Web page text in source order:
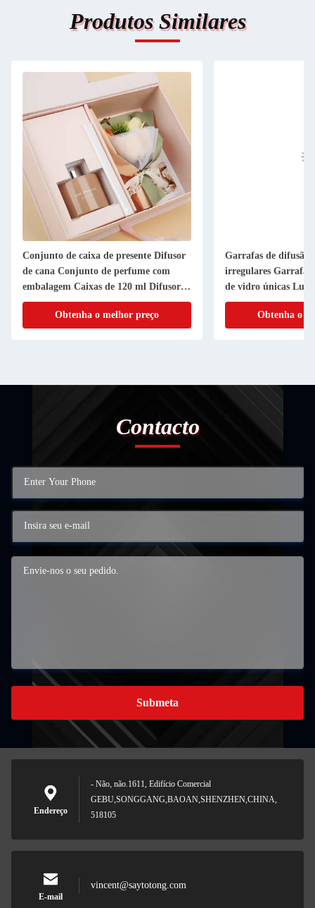
Produtos Similares
Conjunto de caixa de presente Difusor
de cana Conjunto de perfume com
embalagem Caixas de 120 ml Difusores
de aroma Fragrância com flor
Obtenha o melhor preço
Garrafas de difusão
irregulares Garrafas
de vidro únicas Luxo
Obtenha o
Contacto
Submeta
Endereço
- Não, não.1611, Edifício Comercial
GEBU,SONGGANG,BAOAN,SHENZHEN,CHINA,
518105
E-mail
vincent@saytotong.com